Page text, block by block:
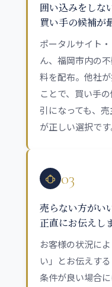
囲い込みをしな
買い手の候補が
ポータルサイト
ん、福岡市内の
料を配布。他社
ことで、買い手
引になっても、
が正しい選択です
03
売らない方がい
正直にお伝えし
お客様の状況に
い」とお伝えす
条件が良い場合